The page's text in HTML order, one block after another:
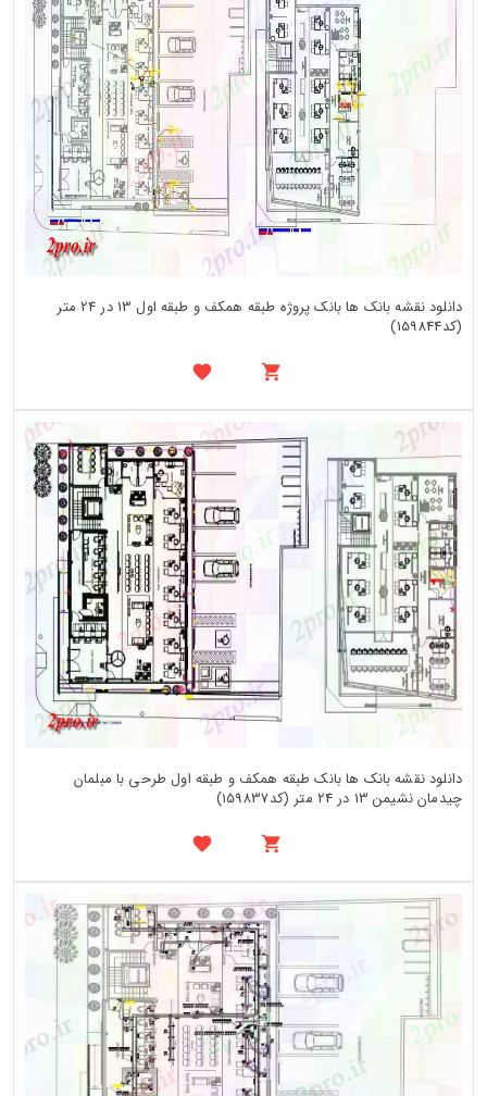
دانلود نقشه بانک ها بانک پروژه طبقه همکف و طبقه اول 13 در 24 متر
(کد159844)
دانلود نقشه بانک ها بانک طبقه همکف و طبقه اول طرحی با مبلمان
چیدمان نشیمن 13 در 24 متر (کد159837)